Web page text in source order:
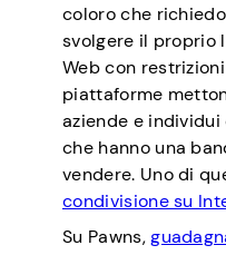
coloro che
svolgere il proprio
Web con
piattaforme
aziende e
che hanno una
vendere. Uno di
condivisione su
Su Pawns,